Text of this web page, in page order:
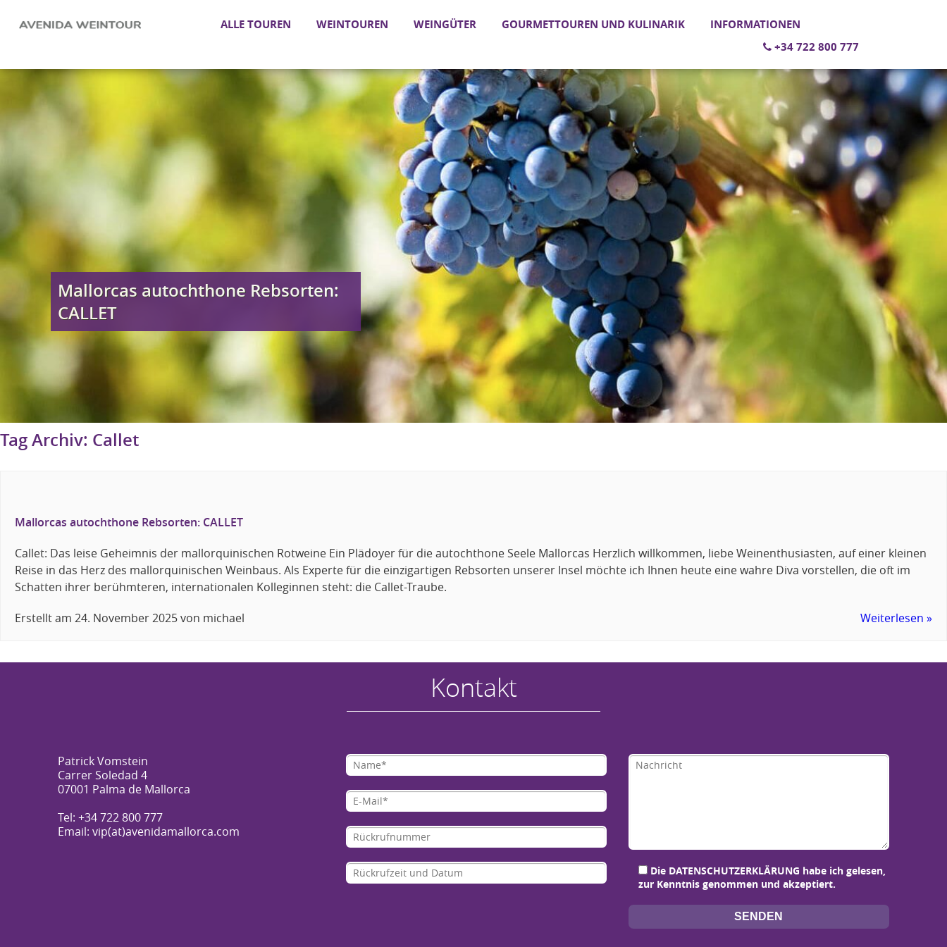
ALLE TOUREN WEINTOUREN WEINGÜTER GOURMETTOUREN UND KULINARIK
INFORMATIONEN
+34 722 800 777
Mallorcas autochthone Rebsorten:
CALLET
Tag Archiv: Callet
Mallorcas autochthone Rebsorten: CALLET
Callet: Das leise Geheimnis der mallorquinischen Rotweine Ein Plädoyer für die autochthone Seele Mallorcas Herzlich willkommen, liebe Weinenthusiasten, auf einer kleinen
Reise in das Herz des mallorquinischen Weinbaus. Als Experte für die einzigartigen Rebsorten unserer Insel möchte ich Ihnen heute eine wahre Diva vorstellen, die oft im
Schatten ihrer berühmteren, internationalen Kolleginnen steht: die Callet-Traube.
Erstellt am 24. November 2025von michael Weiterlesen »
Kontakt
Patrick Vomstein
Carrer Soledad 4
07001 Palma de Mallorca
Tel: +34 722 800 777
Email: vip(at)avenidamallorca.com
Die DATENSCHUTZERKLÄRUNG habe ich gelesen,
zur Kenntnis genommen und akzeptiert.